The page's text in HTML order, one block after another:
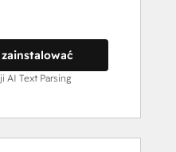
AI Text Parsing